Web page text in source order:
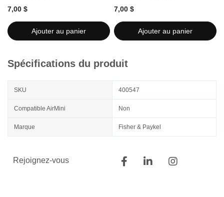
7,00 $
Ajouter au panier
7,00 $
Ajouter au panier
Spécifications du produit
SKU 400547
Compatible AirMini Non
Marque Fisher & Paykel
Rejoignez-vous